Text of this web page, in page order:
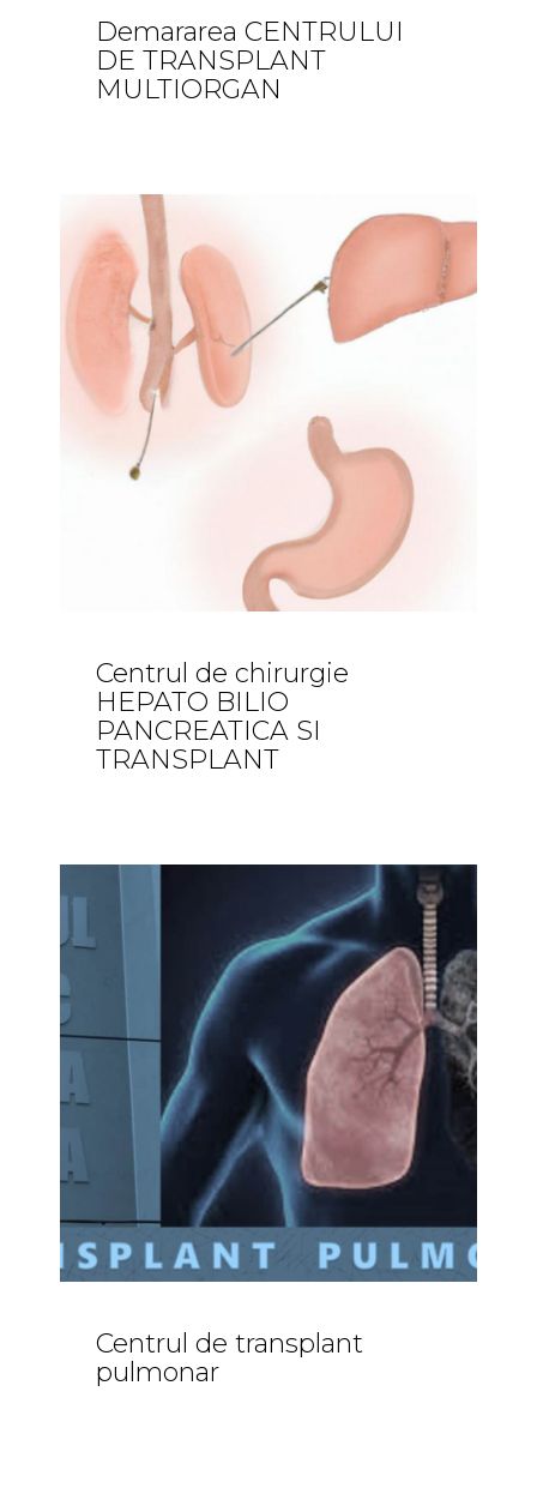
Demararea CENTRULUI
DE TRANSPLANT
MULTIORGAN
Centrul de chirurgie
HEPATO BILIO
PANCREATICA SI
TRANSPLANT
Centrul de transplant
pulmonar